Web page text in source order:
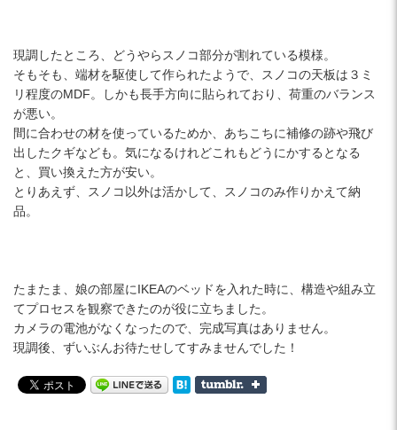
現調したところ、どうやらスノコ部分が割れている模様。
そもそも、端材を駆使して作られたようで、スノコの天板は３ミ
リ程度のMDF。しかも長手方向に貼られており、荷重のバランス
が悪い。
間に合わせの材を使っているためか、あちこちに補修の跡や飛び
出したクギなども。気になるけれどこれもどうにかするとなる
と、買い換えた方が安い。
とりあえず、スノコ以外は活かして、スノコのみ作りかえて納
品。
たまたま、娘の部屋にIKEAのベッドを入れた時に、構造や組み立
てプロセスを観察できたのが役に立ちました。
カメラの電池がなくなったので、完成写真はありません。
現調後、ずいぶんお待たせしてすみませんでした！